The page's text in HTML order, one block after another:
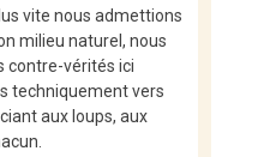
vite nous admettions
milieu naturel, nous
contre-vérités ici
techniquement vers
aux loups, aux